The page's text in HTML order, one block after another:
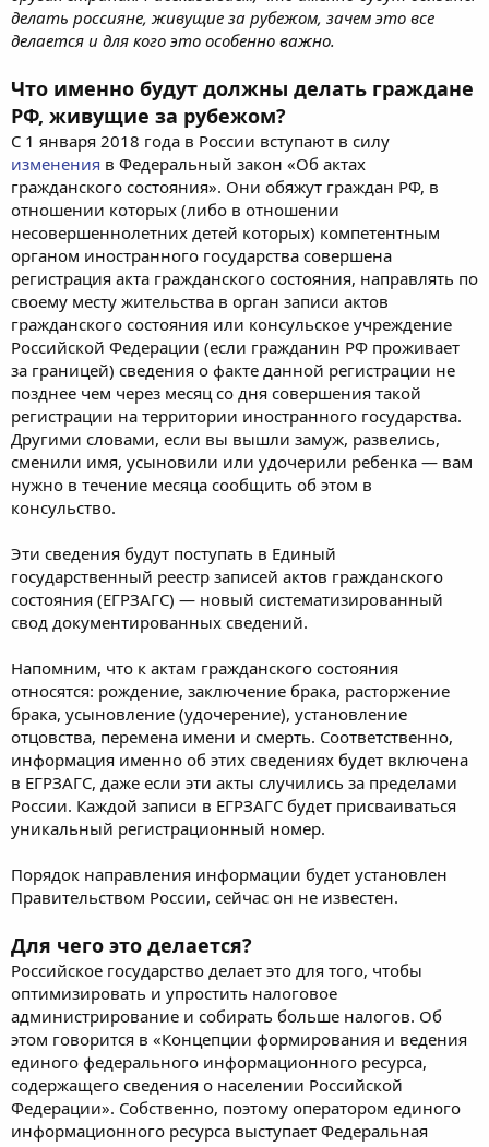
делать россияне, живущие за рубежом, зачем это все
делается и для кого это особенно важно.
Что именно будут должны делать граждане
РФ, живущие за рубежом?
С 1 января 2018 года в России вступают в силу
изменения в Федеральный закон «Об актах
гражданского состояния». Они обяжут граждан РФ, в
отношении которых (либо в отношении
несовершеннолетних детей которых) компетентным
органом иностранного государства совершена
регистрация акта гражданского состояния, направлять по
своему месту жительства в орган записи актов
гражданского состояния или консульское учреждение
Российской Федерации (если гражданин РФ проживает
за границей) сведения о факте данной регистрации не
позднее чем через месяц со дня совершения такой
регистрации на территории иностранного государства.
Другими словами, если вы вышли замуж, развелись,
сменили имя, усыновили или удочерили ребенка — вам
нужно в течение месяца сообщить об этом в
консульство.
Эти сведения будут поступать в Единый
государственный реестр записей актов гражданского
состояния (ЕГРЗАГС) — новый систематизированный
свод документированных сведений.
Напомним, что к актам гражданского состояния
относятся: рождение, заключение брака, расторжение
брака, усыновление (удочерение), установление
отцовства, перемена имени и смерть. Соответственно,
информация именно об этих сведениях будет включена
в ЕГРЗАГС, даже если эти акты случились за пределами
России. Каждой записи в ЕГРЗАГС будет присваиваться
уникальный регистрационный номер.
Порядок направления информации будет установлен
Правительством России, сейчас он не известен.
Для чего это делается?
Российское государство делает это для того, чтобы
оптимизировать и упростить налоговое
администрирование и собирать больше налогов. Об
этом говорится в «Концепции формирования и ведения
единого федерального информационного ресурса,
содержащего сведения о населении Российской
Федерации». Собственно, поэтому оператором единого
информационного ресурса выступает Федеральная